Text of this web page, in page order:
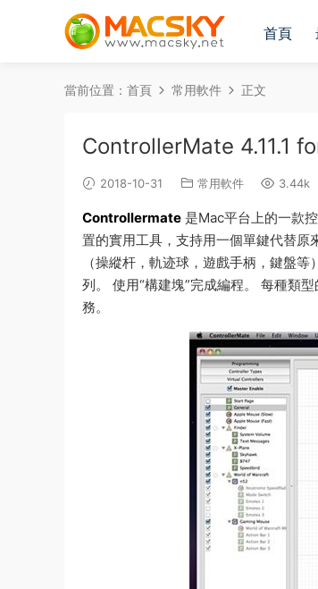
首頁
當前位置： 首頁 常用軟件 正文
ControllerMate 4.11.1
2018-10-31 常用軟件 3.44k
Controllermate 是Mac平台上的一款
置的實用工具，支持用一個單鍵代替
（操縱杆，軌迹球，遊戲手柄，鍵盤
列。 使用“構建塊”完成編程。 每種類
務。